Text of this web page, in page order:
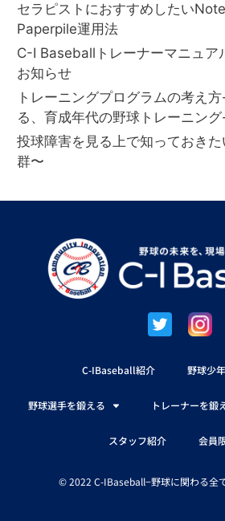
セラピストにおすすめしたい
Paperpile運用法
C-I Baseballトレーナーマニュ
お知らせ
トレーニングプログラムの考え
る、育成年代の野球トレーニン
投球障害を見る上で知っておき
群〜
C-IBaseball紹介 野球少
野球選手を鍛える トレーナーを鍛
スタッフ紹介 会員
© 2022 C-IBaseball−野球に関わる全